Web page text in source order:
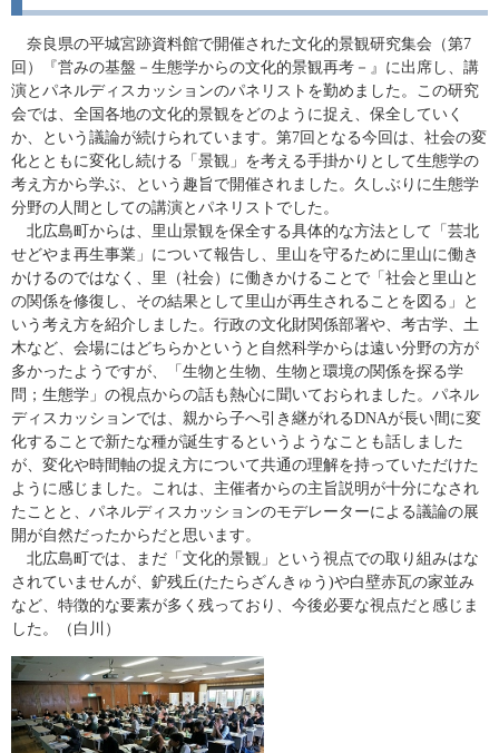
奈良県の平城宮跡資料館で開催された文化的景観研究集会（第7
回）『営みの基盤－生態学からの文化的景観再考－』に出席し、講
演とパネルディスカッションのパネリストを勤めました。この研究
会では、全国各地の文化的景観をどのように捉え、保全していく
か、という議論が続けられています。第7回となる今回は、社会の変
化とともに変化し続ける「景観」を考える手掛かりとして生態学の
考え方から学ぶ、という趣旨で開催されました。久しぶりに生態学
分野の人間としての講演とパネリストでした。
北広島町からは、里山景観を保全する具体的な方法として「芸北
せどやま再生事業」について報告し、里山を守るために里山に働き
かけるのではなく、里（社会）に働きかけることで「社会と里山と
の関係を修復し、その結果として里山が再生されることを図る」と
いう考え方を紹介しました。行政の文化財関係部署や、考古学、土
木など、会場にはどちらかというと自然科学からは遠い分野の方が
多かったようですが、「生物と生物、生物と環境の関係を探る学
問；生態学」の視点からの話も熱心に聞いておられました。パネル
ディスカッションでは、親から子へ引き継がれるDNAが長い間に変
化することで新たな種が誕生するというようなことも話しました
が、変化や時間軸の捉え方について共通の理解を持っていただけた
ように感じました。これは、主催者からの主旨説明が十分になされ
たことと、パネルディスカッションのモデレーターによる議論の展
開が自然だったからだと思います。
北広島町では、まだ「文化的景観」という視点での取り組みはな
されていませんが、鈩残丘(たたらざんきゅう)や白壁赤瓦の家並み
など、特徴的な要素が多く残っており、今後必要な視点だと感じま
した。（白川）